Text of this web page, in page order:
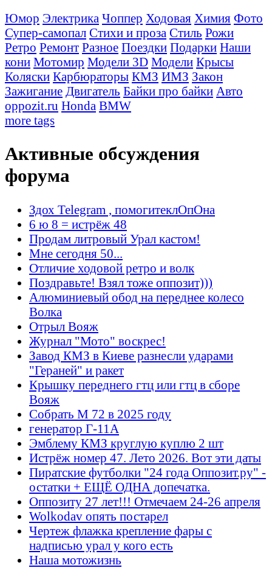
Юмор Электрика Чоппер Ходовая Химия Фото
Супер-самопал Стихи и проза Стиль Рожи
Ретро Ремонт Разное Поездки Подарки Наши
кони Мотомир Модели 3D Модели Крысы
Коляски Карбюраторы КМЗ ИМЗ Закон
Зажигание Двигатель Байки про байки Авто
oppozit.ru Honda BMW
more tags
Активные обсуждения
форума
Здох Telegram , помогитеклОпОна
6 ю 8 = истрёж 48
Продам литровый Урал кастом!
Мне сегодня 50...
Отличие ходовой ретро и волк
Поздравьте! Взял тоже оппозит)))
Алюминиевый обод на переднее колесо
Волка
Отрыл Вояж
Журнал "Мото" воскрес!
Завод КМЗ в Киеве разнесли ударами
"Гераней" и ракет
Крышку переднего гтц или гтц в сборе
Вояж
Собрать М 72 в 2025 году
генератор Г-11А
Эмблему КМЗ круглую куплю 2 шт
Истрёж номер 47. Лето 2026. Вот эти даты
Пиратские футболки "24 года Оппозит.ру" -
остатки + ЕЩЁ ОДНА допечатка.
Оппозиту 27 лет!!! Отмечаем 24-26 апреля
Wolkodav опять постарел
Чертеж флажка крепление фары с
надписью урал у кого есть
Наша мотожизнь